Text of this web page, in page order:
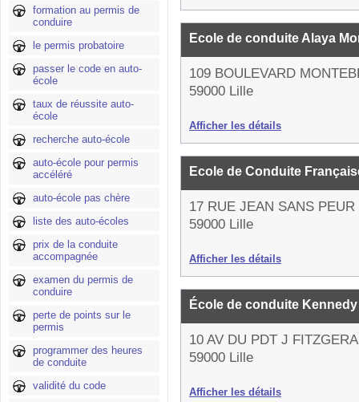
formation au permis de
conduire
le permis probatoire
passer le code en auto-
école
taux de réussite auto-
école
recherche auto-école
auto-école pour permis
accéléré
auto-école pas chère
liste des auto-écoles
prix de la conduite
accompagnée
examen du permis de
conduire
perte de points sur le
permis
programmer des heures
de conduite
validité du code
Ecole de conduite Alaya
109 BOULEVARD
59000 Lille
Afficher les détails
Ecole de Conduite
17 RUE JEAN SANS PEUR
59000 Lille
Afficher les détails
École de conduite
10 AV DU PDT J
59000 Lille
Afficher les détails